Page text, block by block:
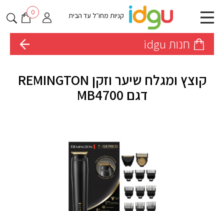
קניות מחו״ל עד הבית 0
חנות idgu
קוצץ ומגלח שיער וזקן REMINGTON
דגם MB4700